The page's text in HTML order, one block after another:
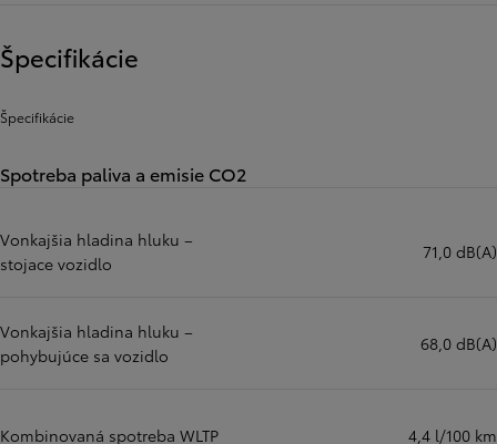
Špecifikácie
Špecifikácie
Spotreba paliva a emisie CO2
Vonkajšia hladina hluku –
stojace vozidlo
71,0 dB(A)
Vonkajšia hladina hluku –
pohybujúce sa vozidlo
68,0 dB(A)
Kombinovaná spotreba WLTP 4,4 l/100 km